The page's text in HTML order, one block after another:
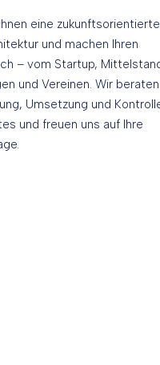
eine zukunftsorientierte
und machen Ihren
– vom Startup,
und Vereinen. Wir beraten
Umsetzung und
und freuen uns auf Ihre